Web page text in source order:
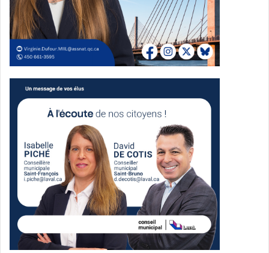
Liste complète des candidats
d’Action Laval
Isabelle Piché
– Saint-Bruno (candidat à sa
réélection)
James Bissi– Sainte-Dorothée
Melissa Annisi– Auteuil
Stefano Piscitelli– Vimont
Youssef Jarjour– Laval-des-Rapides
– Le Carrefour
Patria Almonte– Marigot